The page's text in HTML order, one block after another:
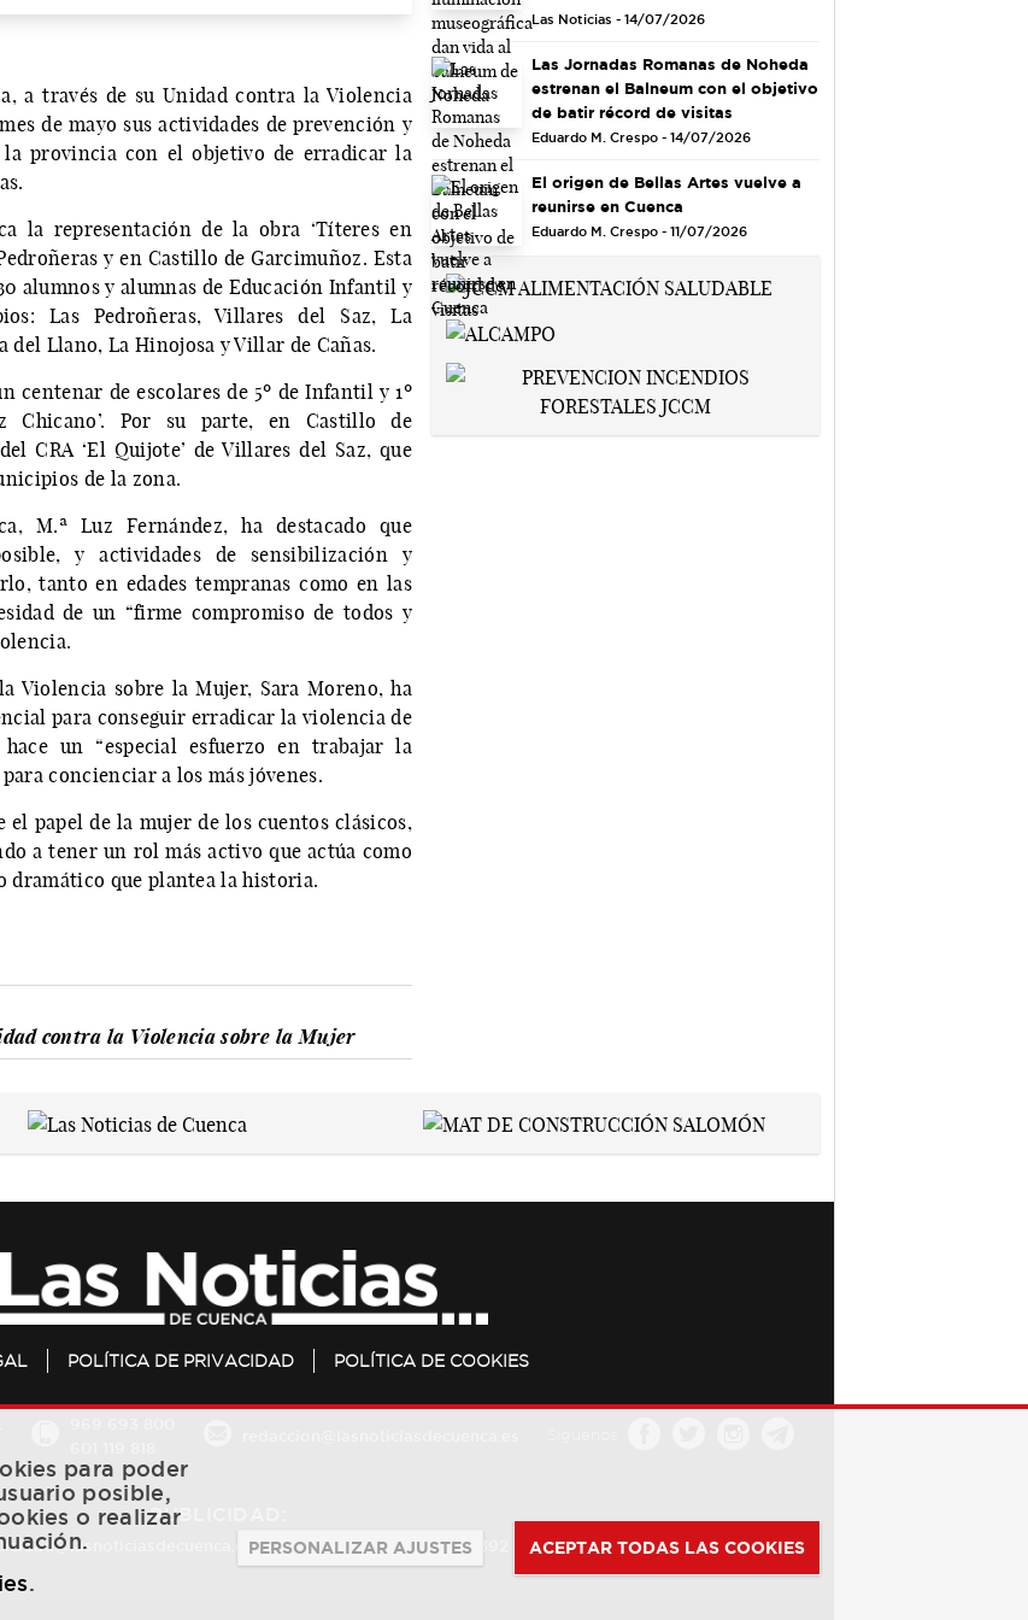
a través de su Unidad contra la Violencia
de mayo sus actividades de prevención y
provincia con el objetivo de erradicar la
la representación de la obra ‘Títeres en
y en Castillo de Garcimuñoz. Esta
alumnos y alumnas de Educación Infantil y
Las Pedroñeras, Villares del Saz, La
Llano, La Hinojosa y Villar de Cañas.
centenar de escolares de 5º de Infantil y 1º
Chicano’. Por su parte, en Castillo de
CRA ‘El Quijote’ de Villares del Saz, que
de la zona.
M.ª Luz Fernández, ha destacado que
y actividades de sensibilización y
tanto en edades tempranas como en las
de un “firme compromiso de todos y
Violencia sobre la Mujer, Sara Moreno, ha
para conseguir erradicar la violencia de
un “especial esfuerzo en trabajar la
concienciar a los más jóvenes.
el papel de la mujer de los cuentos clásicos,
a tener un rol más activo que actúa como
que plantea la historia.
contra la Violencia sobre la Mujer
Las Noticias - 14/07/2026
Las Jornadas Romanas de Noheda
estrenan el Balneum con el objetivo
de batir récord de visitas
Eduardo M. Crespo - 14/07/2026
El origen de Bellas Artes vuelve a
reunirse en Cuenca
Eduardo M. Crespo - 11/07/2026
POLÍTICA DE PRIVACIDAD POLÍTICA DE COOKIES
PUBLICIDAD:
684 126 573 / 670 726 392
para poder
posible,
o realizar
.
PERSONALIZAR AJUSTES ACEPTAR TODAS LAS COOKIES